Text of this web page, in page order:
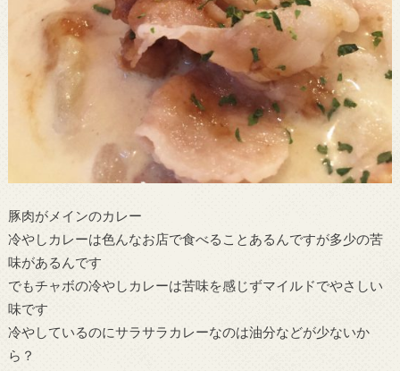
豚肉がメインのカレー
冷やしカレーは色んなお店で食べることあるんですが多少の苦
味があるんです
でもチャボの冷やしカレーは苦味を感じずマイルドでやさしい
味です
冷やしているのにサラサラカレーなのは油分などが少ないか
ら？